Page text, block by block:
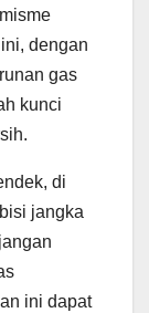
dengan
gas
kunci
di
jangka
ini dapat